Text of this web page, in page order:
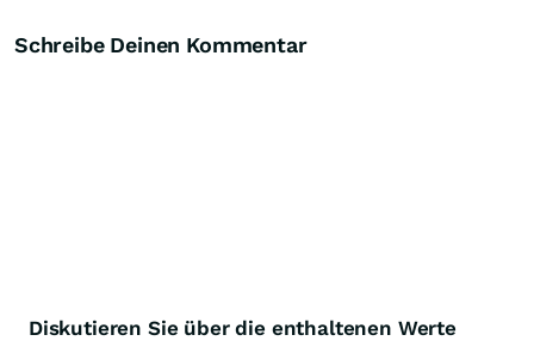
Schreibe Deinen Kommentar
Diskutieren Sie über die enthaltenen Werte